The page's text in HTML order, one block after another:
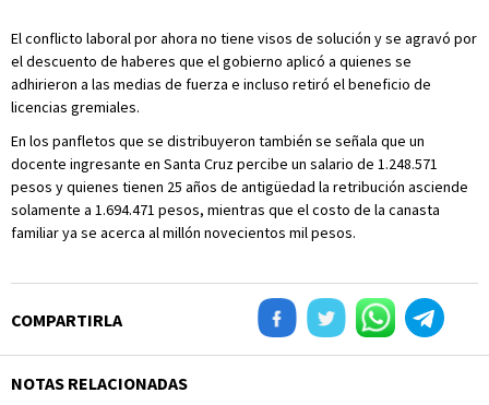
El conflicto laboral por ahora no tiene visos de solución y se agravó por
el descuento de haberes que el gobierno aplicó a quienes se
adhirieron a las medias de fuerza e incluso retiró el beneficio de
licencias gremiales.
En los panfletos que se distribuyeron también se señala que un
docente ingresante en Santa Cruz percibe un salario de 1.248.571
pesos y quienes tienen 25 años de antigüedad la retribución asciende
solamente a 1.694.471 pesos, mientras que el costo de la canasta
familiar ya se acerca al millón novecientos mil pesos.
COMPARTIRLA
NOTAS RELACIONADAS